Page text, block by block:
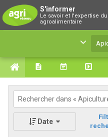
S'informer
Le savoir et l'expertise
agroalimentaire
Le savoir et
Date